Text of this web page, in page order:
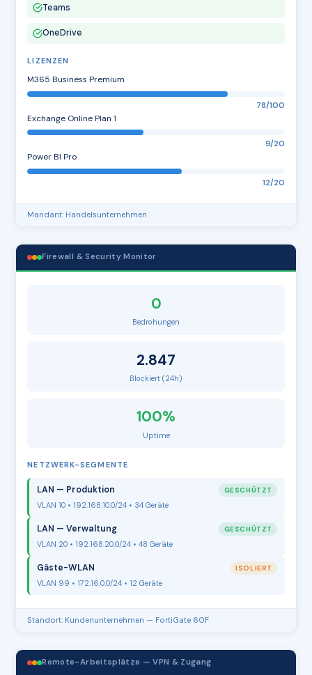
Teams
OneDrive
LIZENZEN
M365 Business Premium
78/100
Exchange Online Plan 1
9/20
Power BI Pro
12/20
Mandant: Handelsunternehmen
Firewall & Security Monitor
0
Bedrohungen
2.847
Blockiert (24h)
100%
Uptime
NETZWERK-SEGMENTE
LAN — Produktion GESCHÜTZT
VLAN 10 • 192.168.10.0/24 • 34 Geräte
LAN — Verwaltung GESCHÜTZT
VLAN 20 • 192.168.20.0/24 • 48 Geräte
Gäste-WLAN ISOLIERT
VLAN 99 • 172.16.0.0/24 • 12 Geräte
Standort: Kundenunternehmen — FortiGate 60F
Remote-Arbeitsplätze — VPN & Zugang